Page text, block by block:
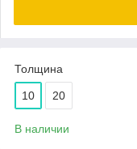
Толщина
10 20
В наличии